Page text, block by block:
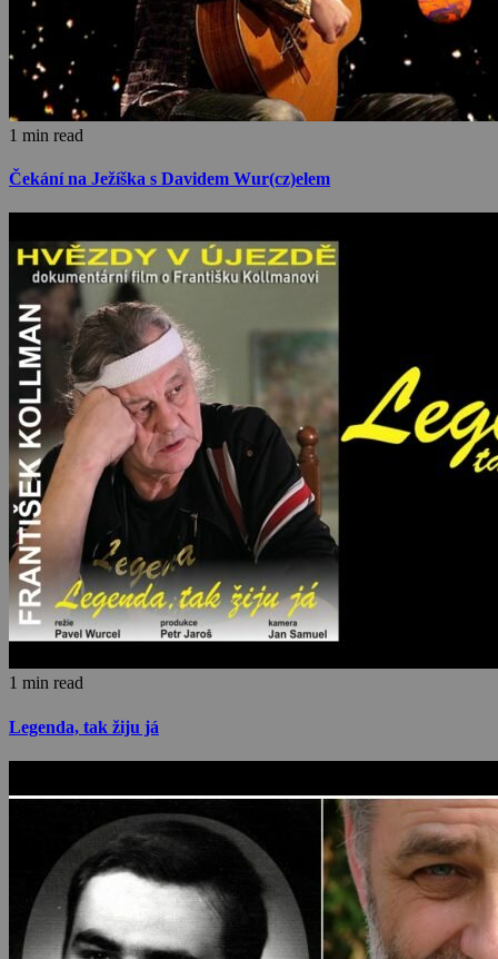
1 min read
Čekání na Ježíška s Davidem Wur(cz)elem
1 min read
Legenda, tak žiju já